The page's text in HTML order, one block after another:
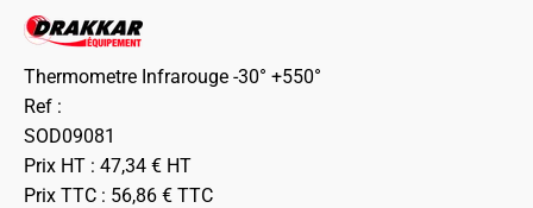
Thermometre Infrarouge -30° +550°
Ref :
SOD09081
Prix HT : 47,34 € HT
Prix TTC : 56,86 € TTC